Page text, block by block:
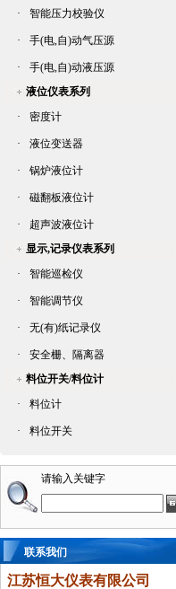
· 智能压力校验仪
· 手(电,自)动气压源
·
手(电,自)动液压源
液位仪表系列
·
密度计
· 液位变送器
· 锅炉液位计
· 磁翻板液位计
·
超声波液位计
显示,记录仪表系列
·
智能巡检仪
· 智能调节仪
· 无(有)纸记录仪
·
安全栅、隔离器
料位开关/料位计
·
料位计
· 料位开关
请输入关键字
联系我们
江苏恒大仪表有限公司